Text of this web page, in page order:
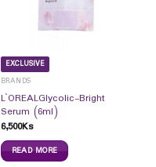
EXCLUSIVE
BRANDS
L`OREALGlycolic-Bright
Serum (6ml)
6,500Ks
READ MORE